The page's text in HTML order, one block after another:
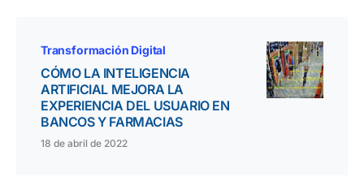
Transformación Digital
CÓMO LA INTELIGENCIA
ARTIFICIAL MEJORA LA
EXPERIENCIA DEL USUARIO EN
BANCOS Y FARMACIAS
18 de abril de 2022